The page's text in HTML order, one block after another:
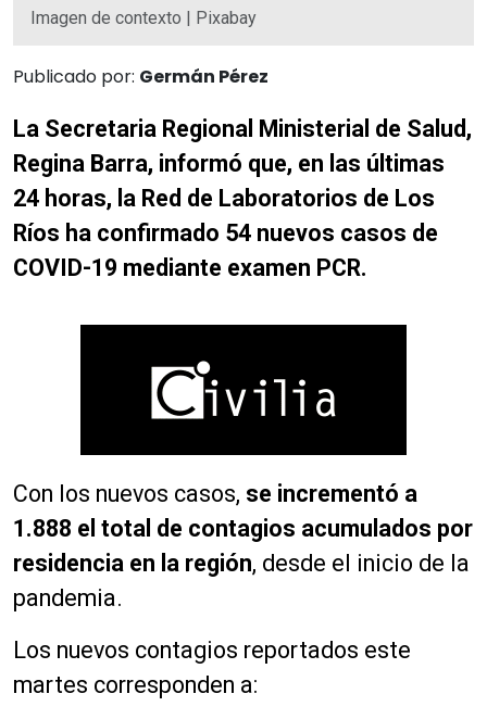
Imagen de contexto | Pixabay
Publicado por: Germán Pérez
La Secretaria Regional Ministerial de Salud,
Regina Barra, informó que, en las últimas
24 horas, la Red de Laboratorios de Los
Ríos ha confirmado 54 nuevos casos de
COVID-19 mediante examen PCR.
Con los nuevos casos, se incrementó a
1.888 el total de contagios acumulados por
residencia en la región, desde el inicio de la
pandemia.
Los nuevos contagios reportados este
martes corresponden a: